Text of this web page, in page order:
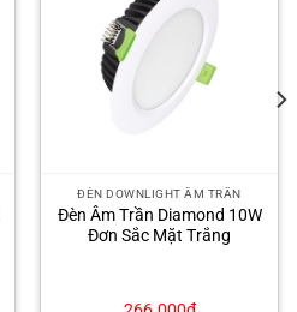
ĐÈN DOWNLIGHT ÂM TRẦN
Đèn Âm Trần Diamond 10W
Đơn Sắc Mặt Trắng